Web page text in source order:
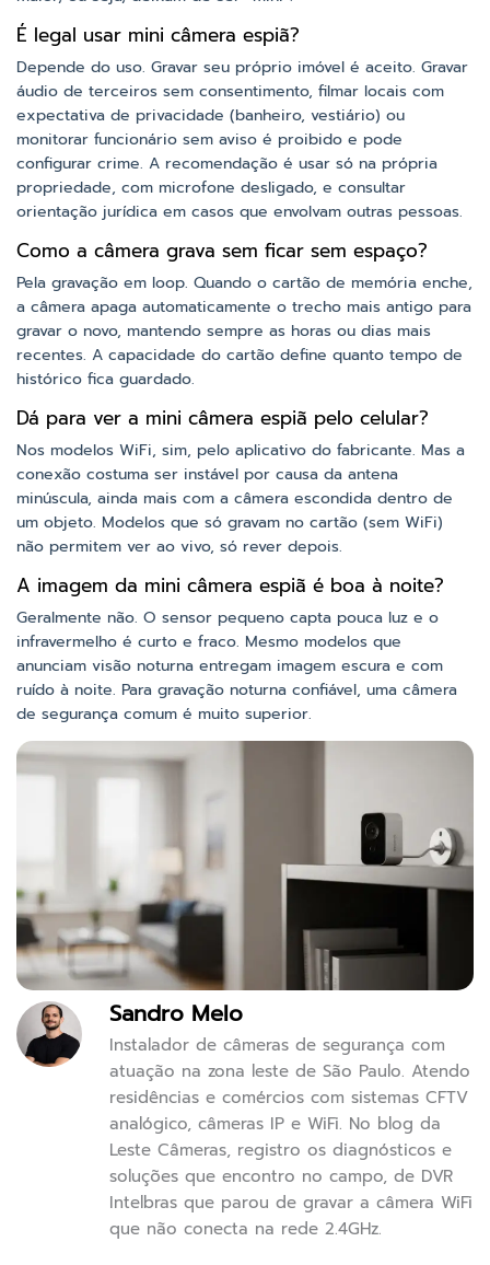
É legal usar mini câmera espiã?
Depende do uso. Gravar seu próprio imóvel é aceito. Gravar
áudio de terceiros sem consentimento, filmar locais com
expectativa de privacidade (banheiro, vestiário) ou
monitorar funcionário sem aviso é proibido e pode
configurar crime. A recomendação é usar só na própria
propriedade, com microfone desligado, e consultar
orientação jurídica em casos que envolvam outras pessoas.
Como a câmera grava sem ficar sem espaço?
Pela gravação em loop. Quando o cartão de memória enche,
a câmera apaga automaticamente o trecho mais antigo para
gravar o novo, mantendo sempre as horas ou dias mais
recentes. A capacidade do cartão define quanto tempo de
histórico fica guardado.
Dá para ver a mini câmera espiã pelo celular?
Nos modelos WiFi, sim, pelo aplicativo do fabricante. Mas a
conexão costuma ser instável por causa da antena
minúscula, ainda mais com a câmera escondida dentro de
um objeto. Modelos que só gravam no cartão (sem WiFi)
não permitem ver ao vivo, só rever depois.
A imagem da mini câmera espiã é boa à noite?
Geralmente não. O sensor pequeno capta pouca luz e o
infravermelho é curto e fraco. Mesmo modelos que
anunciam visão noturna entregam imagem escura e com
ruído à noite. Para gravação noturna confiável, uma câmera
de segurança comum é muito superior.
Sandro Melo
Instalador de câmeras de segurança com
atuação na zona leste de São Paulo. Atendo
residências e comércios com sistemas CFTV
analógico, câmeras IP e WiFi. No blog da
Leste Câmeras, registro os diagnósticos e
soluções que encontro no campo, de DVR
Intelbras que parou de gravar a câmera WiFi
que não conecta na rede 2.4GHz.